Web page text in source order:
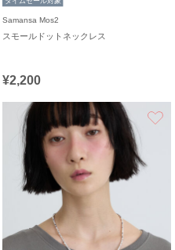
Samansa Mos2
スモールドットネックレス
¥2,200
お気に入り